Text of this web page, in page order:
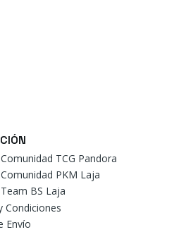
TCG Pandora
PKM Laja
BS Laja
Condiciones
Envío